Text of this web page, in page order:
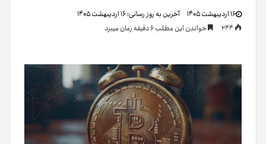
۱۶ اردیبهشت ۱۴۰۵ آخرین به روز رسانی:۱۶ اردیبهشت ۱۴۰۵
خواندن این مطلب 6 دقیقه زمان میبرد